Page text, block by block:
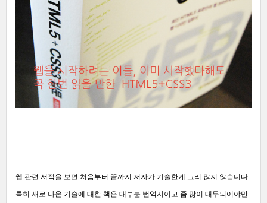
웹 관련 서적을 보면 처음부터 끝까지 저자가 기술한게 그리 많지 않습니다.
특히 새로 나온 기술에 대한 책은 대부분 번역서이고 좀 많이 대두되어야만